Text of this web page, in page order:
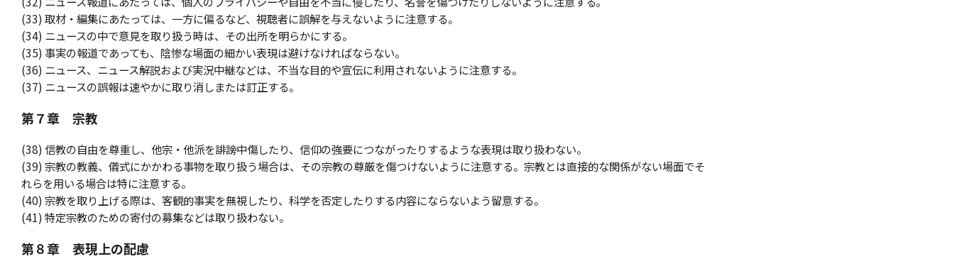
(33) 取材・編集にあたっては、一方に偏るなど、視聴者に誤解を与えないように注意する。
(34) ニュースの中で意見を取り扱う時は、その出所を明らかにする。
(35) 事実の報道であっても、陰惨な場面の細かい表現は避けなければならない。
(36) ニュース、ニュース解説および実況中継などは、不当な目的や宣伝に利用されないように注意する。
(37) ニュースの誤報は速やかに取り消しまたは訂正する。
第７章 宗教
(38) 信教の自由を尊重し、他宗・他派を誹謗中傷したり、信仰の強要につながったりするような表現は取り扱わない。
(39) 宗教の教義、儀式にかかわる事物を取り扱う場合は、その宗教の尊厳を傷つけないように注意する。宗教とは直接的な関係がない場面でそ
れらを用いる場合は特に注意する。
(40) 宗教を取り上げる際は、客観的事実を無視したり、科学を否定したりする内容にならないよう留意する。
(41) 特定宗教のための寄付の募集などは取り扱わない。
第８章 表現上の配慮